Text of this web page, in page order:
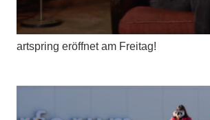
artspring eröffnet am Freitag!